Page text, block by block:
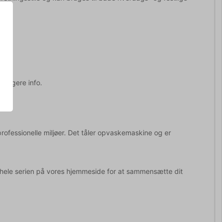
info.
miljøer. Det tåler opvaskemaskine og er
serien på vores hjemmeside for at sammensætte dit